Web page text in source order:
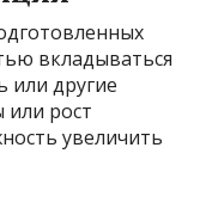
вкладываться
или другие
рост
увеличить